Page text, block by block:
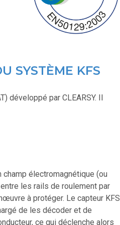
SYSTÈME KFS
développé par CLEARSY. Il
électromagnétique (ou
les rails de roulement par
à protéger. Le capteur KFS
de les décoder et de
ce qui déclenche alors